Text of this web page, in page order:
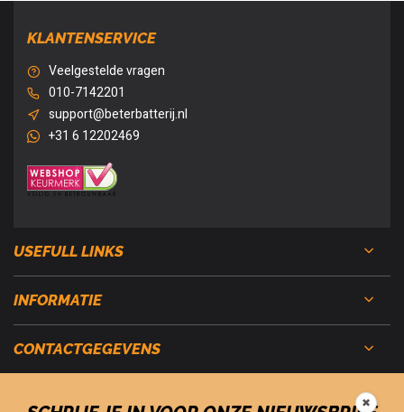
KLANTENSERVICE
Veelgestelde vragen
010-7142201
support@beterbatterij.nl
+31 6 12202469
USEFULL LINKS
INFORMATIE
CONTACTGEGEVENS
✖